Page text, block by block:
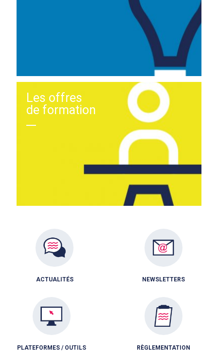
Les offres
de formation
ACTUALITÉS NEWSLETTERS
PLATEFORMES / OUTILS RÈGLEMENTATION